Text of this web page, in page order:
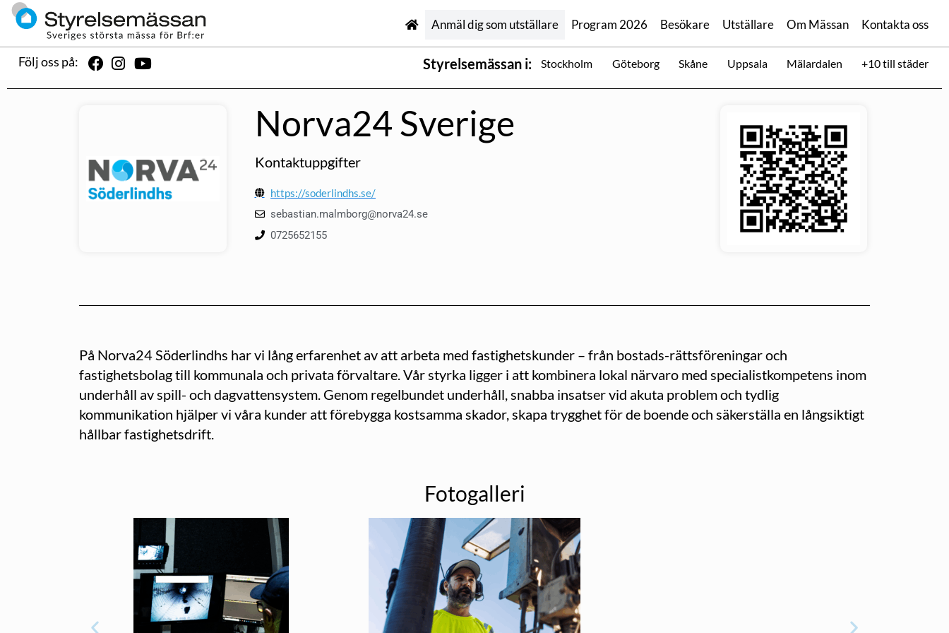
Anmäl dig som utställare Program 2026 Besökare Utställare Om Mässan Kontakta oss
Följ oss på: Styrelsemässan i: Stockholm Göteborg Skåne Uppsala Mälardalen +10 till städer
Norva24 Sverige
Kontaktuppgifter
https://soderlindhs.se/
sebastian.malmborg@norva24.se
0725652155
På Norva24 Söderlindhs har vi lång erfarenhet av att arbeta med fastighetskunder – från bostads-rättsföreningar och
fastighetsbolag till kommunala och privata förvaltare. Vår styrka ligger i att kombinera lokal närvaro med specialistkompetens inom
underhåll av spill- och dagvattensystem. Genom regelbundet underhåll, snabba insatser vid akuta problem och tydlig
kommunikation hjälper vi våra kunder att förebygga kostsamma skador, skapa trygghet för de boende och säkerställa en långsiktigt
hållbar fastighetsdrift.
Fotogalleri